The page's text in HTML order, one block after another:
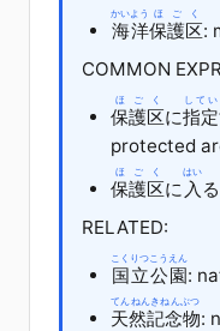
海洋
かいよう
保護区
ほごく
:
COMMON
保護区
ほごく
に指定
してい
protected
保護区
ほごく
に 入
はい
る
RELATED:
国立
こくりつ
公園
こうえん
:
天然記念物
てんねんきねんぶつ
: